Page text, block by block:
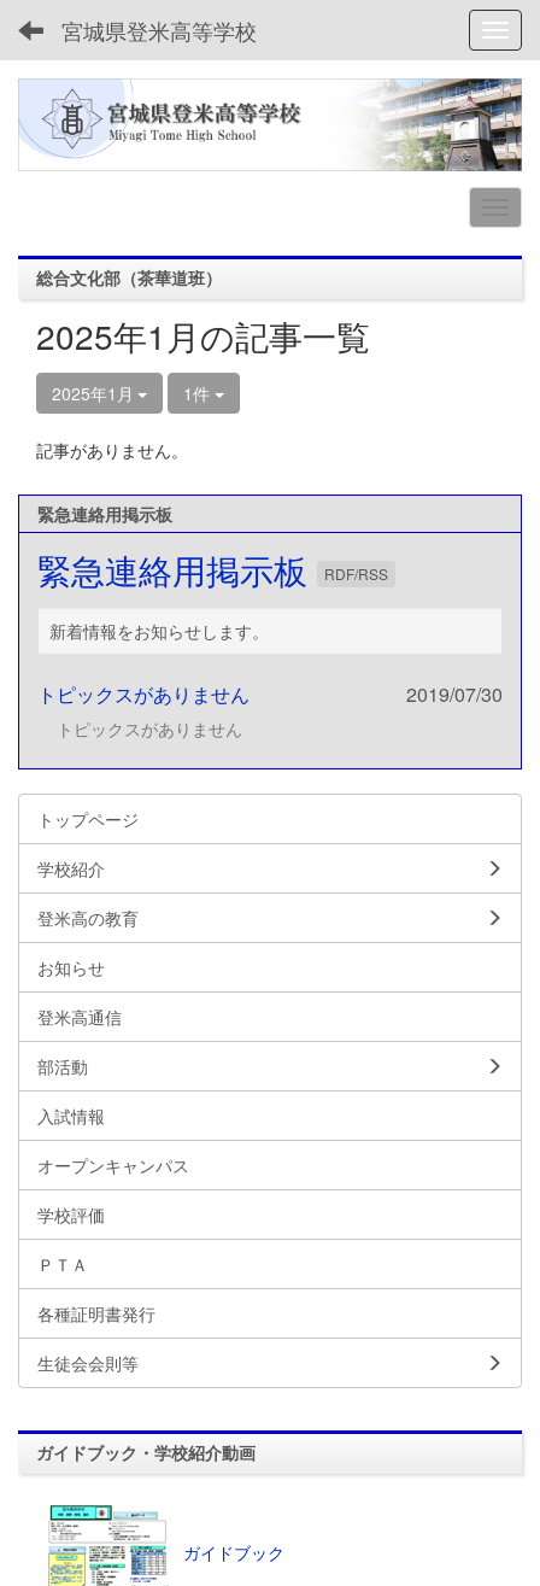
宮城県登米高等学校
総合文化部（茶華道班）
2025年1月の記事一覧
2025年1月 1件
記事がありません。
緊急連絡用掲示板
緊急連絡用掲示板 RDF/RSS
新着情報をお知らせします。
トピックスがありません 2019/07/30
トピックスがありません
トップページ
学校紹介
登米高の教育
お知らせ
登米高通信
部活動
入試情報
オープンキャンパス
学校評価
ＰＴＡ
各種証明書発行
生徒会会則等
ガイドブック・学校紹介動画
ガイドブック